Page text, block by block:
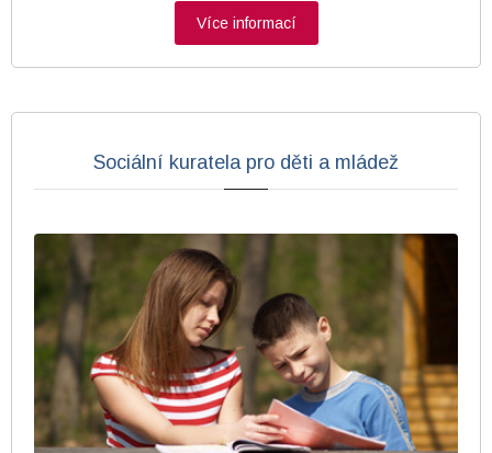
Více informací
Sociální kuratela pro děti a mládež